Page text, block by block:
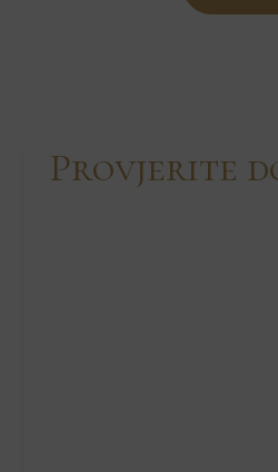
Provjerite